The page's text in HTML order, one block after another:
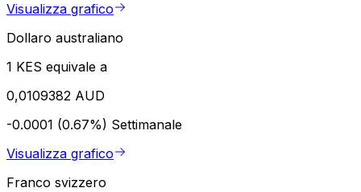
Visualizza grafico
Dollaro australiano
1 KES equivale a
0,0109382 AUD
-0.0001 (0.67%) Settimanale
Visualizza grafico
Franco svizzero